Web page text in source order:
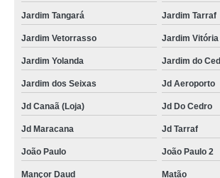
Jardim Tangará Jardim Tarraf
Jardim Vetorrasso Jardim Vitória
Jardim Yolanda Jardim do
Jardim dos Seixas Jd Aeroporto
Jd Canaã (Loja) Jd Do Cedro
Jd Maracana Jd Tarraf
João Paulo João Paulo 2
Mançor Daud Matão